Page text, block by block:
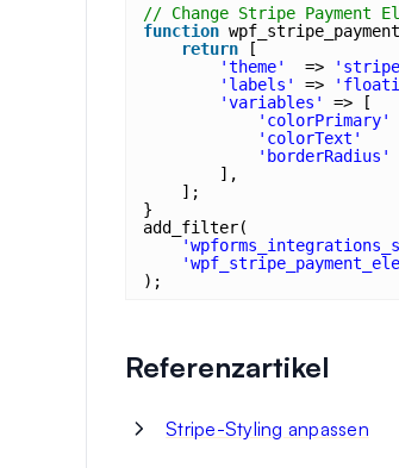
// Change Stripe Payment
function
return
[
'theme'
=>
'labels'
=>
'variables'
=> [
'colorPrimary'
'colorText'
'borderRadius'
],
];
}
add_filter(
);
Referenzartikel
Stripe-Styling anpassen